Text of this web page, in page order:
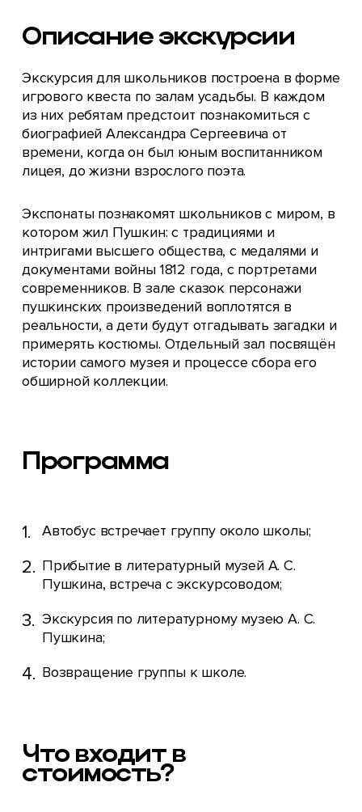
Описание экскурсии
Экскурсия для школьников построена в форме
игрового квеста по залам усадьбы. В каждом
из них ребятам предстоит познакомиться с
биографией Александра Сергеевича от
времени, когда он был юным воспитанником
лицея, до жизни взрослого поэта.
Экспонаты познакомят школьников с миром, в
котором жил Пушкин: с традициями и
интригами высшего общества, с медалями и
документами войны 1812 года, с портретами
современников. В зале сказок персонажи
пушкинских произведений воплотятся в
реальности, а дети будут отгадывать загадки и
примерять костюмы. Отдельный зал посвящён
истории самого музея и процессе сбора его
обширной коллекции.
Программа
Автобус встречает группу около школы;
Прибытие в литературный музей А. С.
Пушкина, встреча с экскурсоводом;
Экскурсия по литературному музею А. С.
Пушкина;
Возвращение группы к школе.
Что входит в
стоимость?